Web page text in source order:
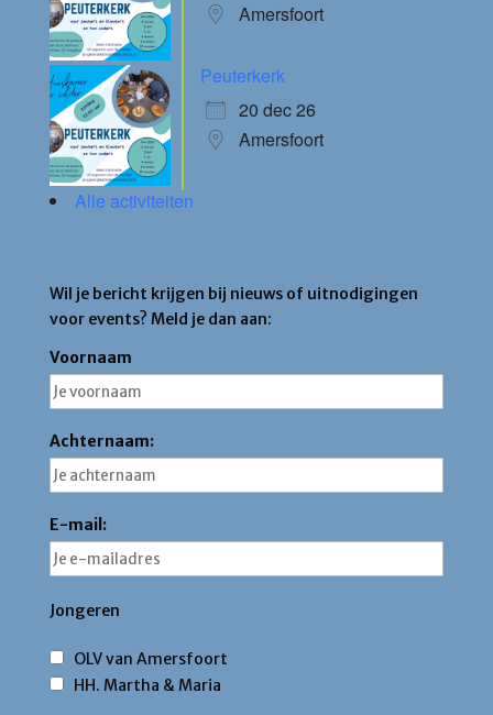
Amersfoort
Peuterkerk
20 dec 26
Amersfoort
Alle activiteiten
Wil je bericht krijgen bij nieuws of uitnodigingen
voor events? Meld je dan aan:
Voornaam
Achternaam:
E-mail:
Jongeren
OLV van Amersfoort
HH. Martha & Maria